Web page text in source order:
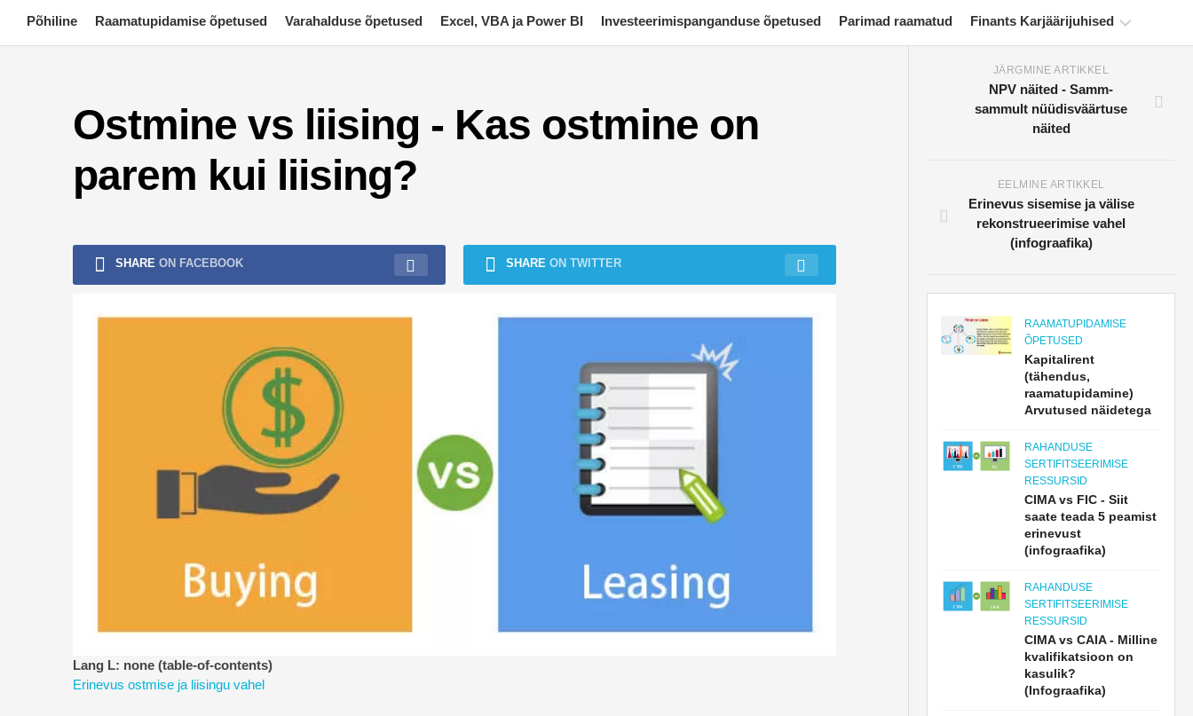
content
Põhiline Raamatupidamise õpetused Varahalduse õpetused Excel, VBA ja Power BI Investeerimispanganduse õpetused Parimad raamatud Finants Karjäärijuhised
Rahanduse
sertifitseerimise
ressursid
Täisvorm
Riskijuhtimise
Ostmine vs liising - Kas ostmine on
parem kui liising?
SHARE ON FACEBOOK SHARE ON TWITTER
Lang L: none (table-of-contents)
Erinevus ostmise ja liisingu vahel
JÄRGMINE ARTIKKEL
NPV näited - Samm-
sammult nüüdisväärtuse
näited
EELMINE ARTIKKEL
Erinevus sisemise ja välise
rekonstrueerimise vahel
(infograafika)
RAAMATUPIDAMISE
ÕPETUSED
Kapitalirent
(tähendus,
raamatupidamine)
Arvutused näidetega
RAHANDUSE
SERTIFITSEERIMISE
RESSURSID
CIMA vs FIC - Siit
saate teada 5 peamist
erinevust
(infograafika)
RAHANDUSE
SERTIFITSEERIMISE
RESSURSID
CIMA vs CAIA - Milline
kvalifikatsioon on
kasulik?
(Infograafika)